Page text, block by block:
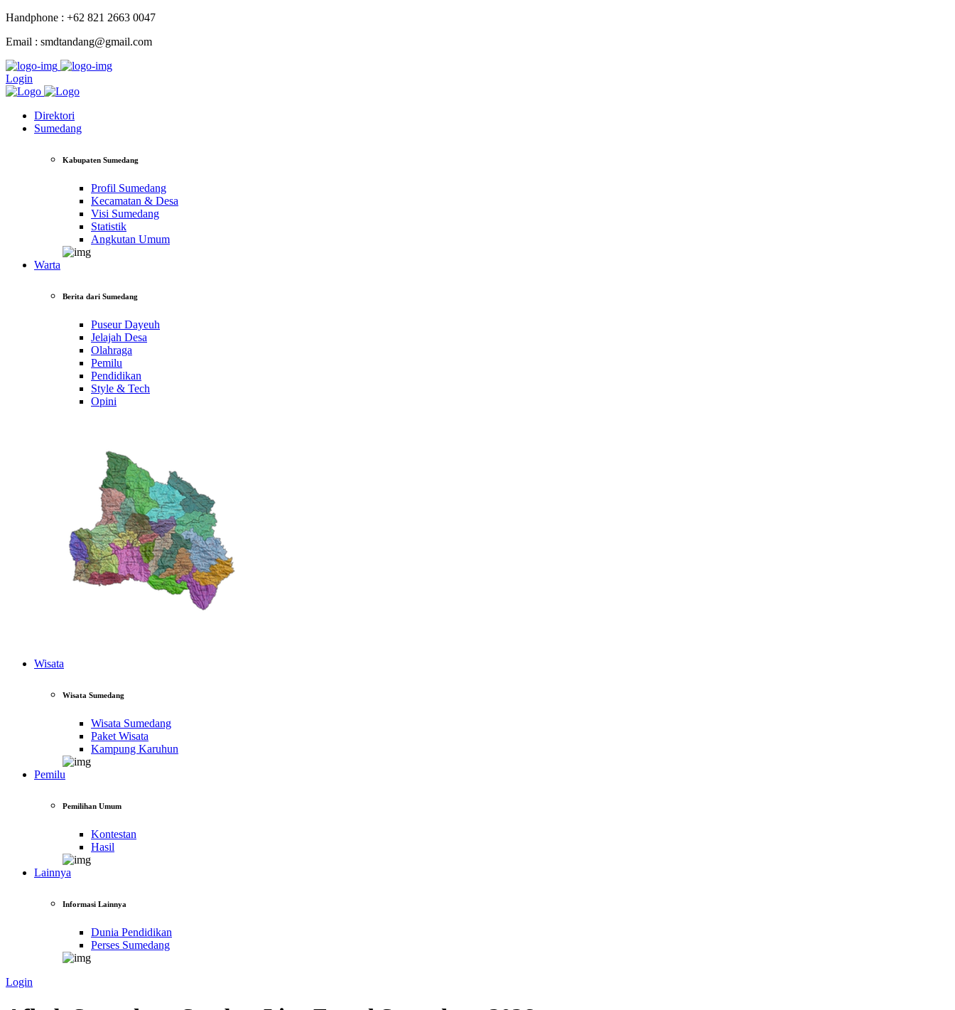
Handphone : +62 821 2663 0047
Email : smdtandang@gmail.com
Login
Direktori
Sumedang
Kabupaten Sumedang
Profil Sumedang
Kecamatan & Desa
Visi Sumedang
Statistik
Angkutan Umum
Warta
Berita dari Sumedang
Puseur Dayeuh
Jelajah Desa
Olahraga
Pemilu
Pendidikan
Style & Tech
Opini
Wisata
Wisata Sumedang
Wisata Sumedang
Paket Wisata
Kampung Karuhun
Pemilu
Pemilihan Umum
Kontestan
Hasil
Lainnya
Informasi Lainnya
Dunia Pendidikan
Perses Sumedang
Login